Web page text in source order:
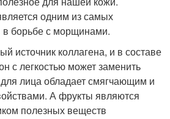
одним из самых
в борьбе с морщинами.
источник коллагена, и в составе
с легкостью может заменить
лица обладает смягчающим и
А фрукты являются
полезных веществ